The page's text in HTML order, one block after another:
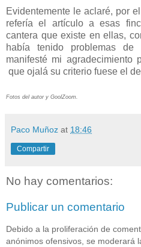
Evidentemente le aclaré, por
refería el artículo a esas
cantera que existe en ellas,
había tenido problemas
manifesté mi agradecimiento
que ojalá su criterio fuese el
Fotos del autor y GoolZoom.
Paco Muñoz at 18:46
Compartir
No hay comentarios:
Publicar un comentario
Debido a la proliferación de
anónimos ofensivos, se moderará